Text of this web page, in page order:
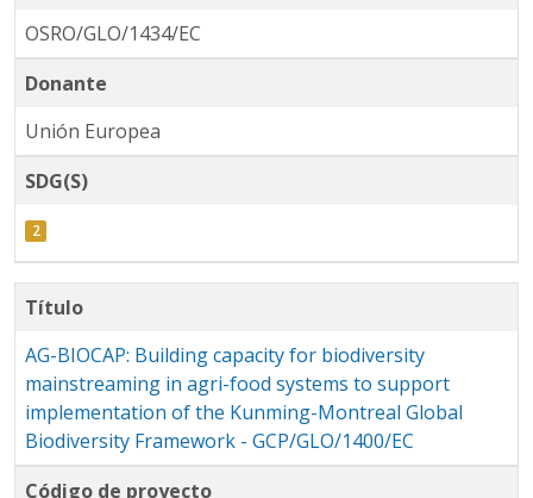
OSRO/GLO/1434/EC
Donante
Unión Europea
SDG(S)
Título
AG-BIOCAP: Building capacity for biodiversity
mainstreaming in agri-food systems to support
implementation of the Kunming-Montreal Global
Biodiversity Framework - GCP/GLO/1400/EC
Código de proyecto